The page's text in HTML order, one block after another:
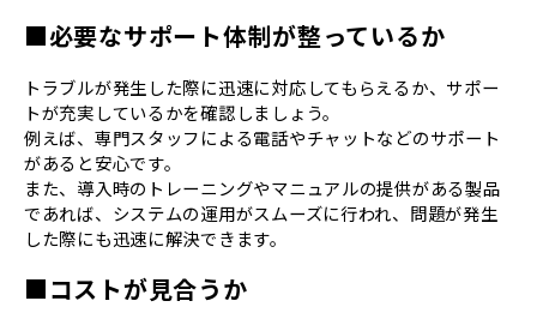
■必要なサポート体制が整っているか
トラブルが発生した際に迅速に対応してもらえるか、サポー
トが充実しているかを確認しましょう。
例えば、専門スタッフによる電話やチャットなどのサポート
があると安心です。
また、導入時のトレーニングやマニュアルの提供がある製品
であれば、システムの運用がスムーズに行われ、問題が発生
した際にも迅速に解決できます。
■コストが見合うか